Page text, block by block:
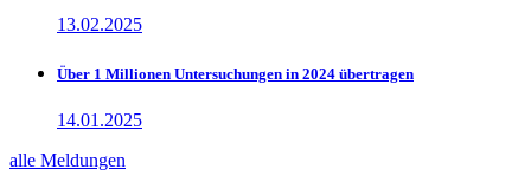
13.02.2025
Über 1 Millionen Untersuchungen in 2024 übertragen
14.01.2025
alle Meldungen